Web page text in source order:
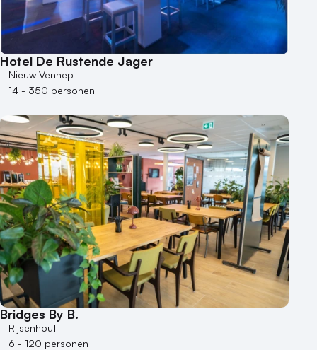
Hotel De Rustende Jager
Nieuw Vennep
14 - 350 personen
Bridges By B.
Rijsenhout
6 - 120 personen